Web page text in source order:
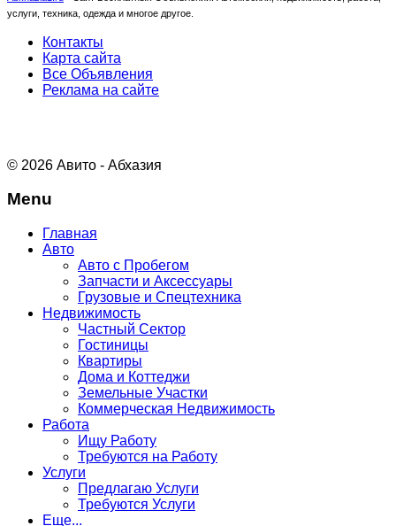
услуги, техника, одежда и многое другое.
Контакты
Карта сайта
Все Объявления
Реклама на сайте
© 2026 Авито - Абхазия
Menu
Главная
Авто
Авто с Пробегом
Запчасти и Аксессуары
Грузовые и Спецтехника
Недвижимость
Частный Сектор
Гостиницы
Квартиры
Дома и Коттеджи
Земельные Участки
Коммерческая Недвижимость
Работа
Ищу Работу
Требуются на Работу
Услуги
Предлагаю Услуги
Требуются Услуги
Еще...